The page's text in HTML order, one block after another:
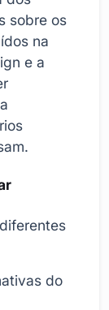
sobre os
na
e a
do